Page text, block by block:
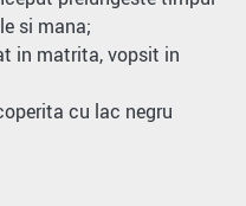
si mana;
in matrita, vopsit in
cu lac negru